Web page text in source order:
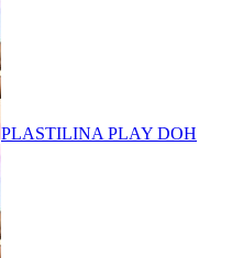
PLASTILINA PLAY DOH